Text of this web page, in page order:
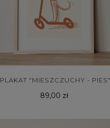
PLAKAT "MIESZCZUCHY - PIES"
Cena
89,00 zł